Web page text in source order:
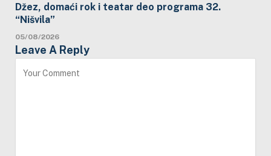
Džez, domaći rok i teatar deo programa 32.
“Nišvila”
05/08/2026
Leave A Reply